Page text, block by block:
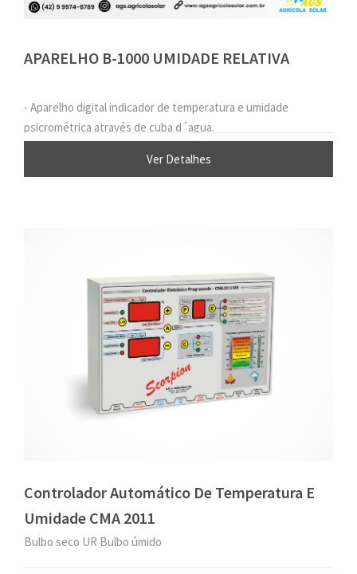
APARELHO B-1000 UMIDADE RELATIVA
- Aparelho digital indicador de temperatura e umidade
psicrométrica através de cuba d´agua.
Ver Detalhes
Controlador Automático De Temperatura E
Umidade CMA 2011
Bulbo seco UR Bulbo úmido